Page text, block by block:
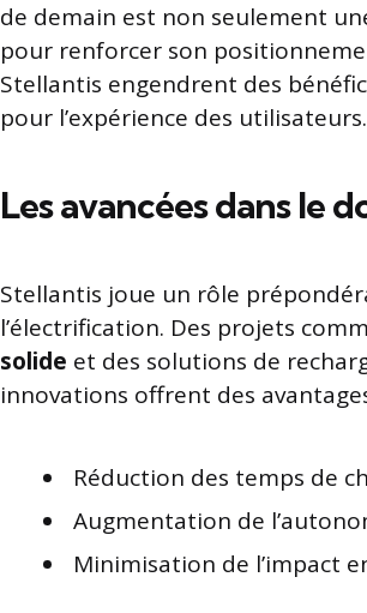
de demain est non seulement
pour renforcer son
Stellantis engendrent des
pour l’expérience des utilisateurs.
Les avancées dans le
Stellantis joue un rôle
l’électrification. Des projets
solide et des solutions de
innovations offrent des
Réduction des temps de
Augmentation de
Minimisation de l’impact